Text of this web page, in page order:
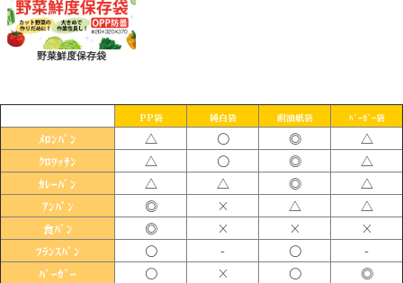
野菜鮮度保存袋
PP袋 純白袋 耐油紙袋 ﾊﾞｰｶﾞｰ袋
ﾒﾛﾝﾊﾟﾝ △ 〇 ◎ △
ｸﾛﾜｯｻﾝ △ 〇 ◎ △
ｶﾚｰﾊﾟﾝ △ △ ◎ △
ｱﾝﾊﾟﾝ ◎ × △ △
食ﾊﾟﾝ ◎ × × ×
ﾌﾗﾝｽﾊﾟﾝ 〇 - 〇 -
ﾊﾞｰｶﾞｰ 〇 × 〇 ◎